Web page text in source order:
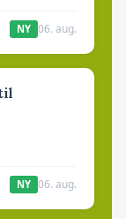
NY 06. aug.
NY 06. aug.